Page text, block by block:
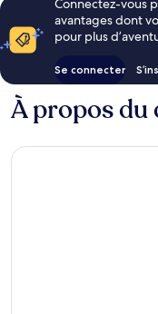
avantages dont
pour plus
Se connecter
À propos